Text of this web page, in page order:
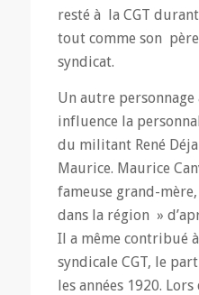
resté à la CGT
tout comme son
syndicat.
Un autre personnage
influence la
du militant René
Maurice. Maurice
fameuse grand-
dans la région »
Il a même contribué
syndicale CGT, le
les années 1920.